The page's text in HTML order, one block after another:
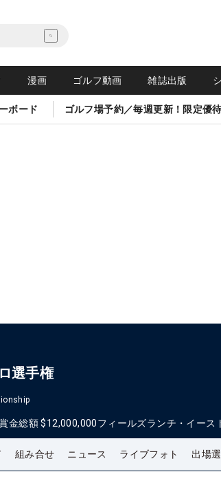
漫画 ゴルフ動画 雑誌出版
ボード ゴルフ場予約／毎週更新！限定優
選手権
金総額 $12,000,000フィールズランチ・イース
組み合せ ニュース ライブフォト 出場